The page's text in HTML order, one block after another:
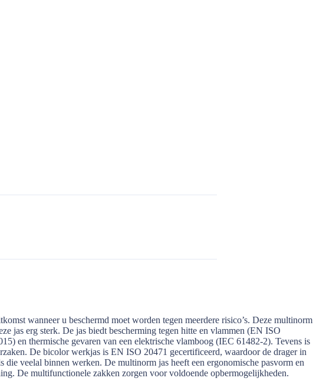
wanneer u beschermd moet worden tegen meerdere risico’s. Deze multinorm
jas erg sterk. De jas biedt bescherming tegen hitte en vlammen (EN ISO
en thermische gevaren van een elektrische vlamboog (IEC 61482-2). Tevens is
De bicolor werkjas is EN ISO 20471 gecertificeerd, waardoor de drager in
veelal binnen werken. De multinorm jas heeft een ergonomische pasvorm en
De multifunctionele zakken zorgen voor voldoende opbermogelijkheden.